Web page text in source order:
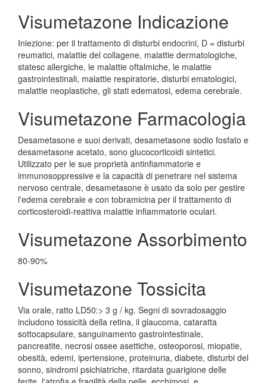
Visumetazone Indicazione
Iniezione: per il trattamento di disturbi endocrini, D = disturbi
reumatici, malattie del collagene, malattie dermatologiche,
statesc allergiche, le malattie oftalmiche, le malattie
gastrointestinali, malattie respiratorie, disturbi ematologici,
malattie neoplastiche, gli stati edematosi, edema cerebrale.
Visumetazone Farmacologia
Desametasone e suoi derivati, desametasone sodio fosfato e
desametasone acetato, sono glucocorticoidi sintetici.
Utilizzato per le sue proprietà antinfiammatorie e
immunosoppressive e la capacità di penetrare nel sistema
nervoso centrale, desametasone è usato da solo per gestire
l'edema cerebrale e con tobramicina per il trattamento di
corticosteroidi-reattiva malattie infiammatorie oculari.
Visumetazone Assorbimento
80-90%
Visumetazone Tossicita
Via orale, ratto LD50:> 3 g / kg. Segni di sovradosaggio
includono tossicità della retina, il glaucoma, cataratta
sottocapsulare, sanguinamento gastrointestinale,
pancreatite, necrosi ossee asettiche, osteoporosi, miopatie,
obesità, edemi, ipertensione, proteinuria, diabete, disturbi del
sonno, sindromi psichiatriche, ritardata guarigione delle